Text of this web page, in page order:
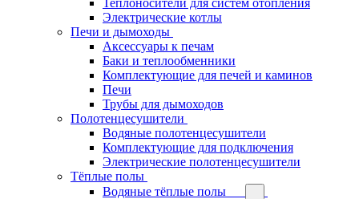
Электрические котлы
Печи и дымоходы
Аксессуары к печам
Баки и теплообменники
Комплектующие для печей и каминов
Печи
Трубы для дымоходов
Полотенцесушители
Водяные полотенцесушители
Комплектующие для подключения
Электрические полотенцесушители
Тёплые полы
Водяные тёплые полы